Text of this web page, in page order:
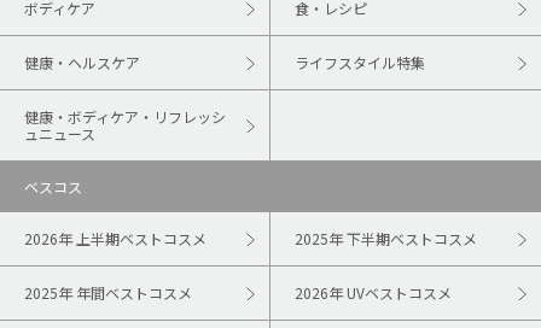
ボディケア 食・レシピ
健康・ヘルスケア ライフスタイル特集
健康・ボディケア・リフレッシ
ュニュース
ベスコス
2026年 上半期ベストコスメ 2025年 下半期ベストコスメ
2025年 年間ベストコスメ 2026年 UVベストコスメ